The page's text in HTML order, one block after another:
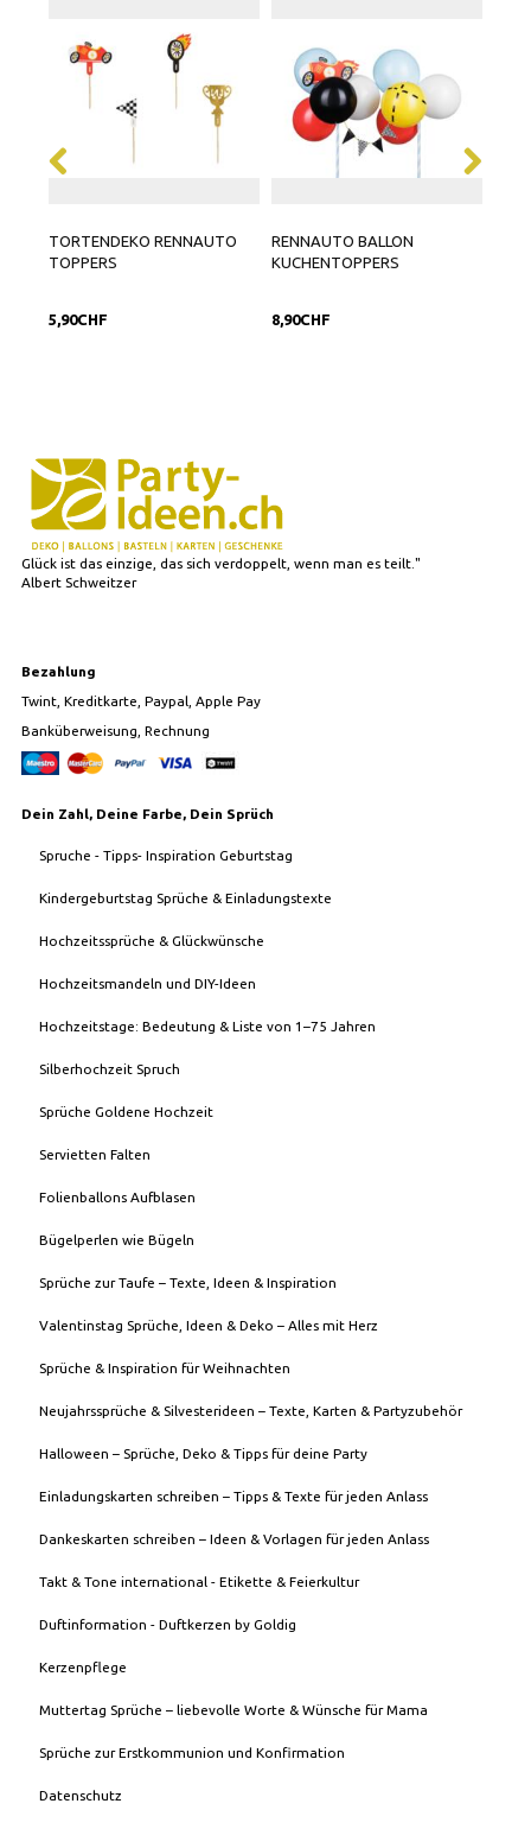
TORTENDEKO RENNAUTO
TOPPERS
5,90CHF
RENNAUTO BALLON
KUCHENTOPPERS
8,90CHF
Glück ist das einzige, das sich verdoppelt, wenn man es teilt."
Albert Schweitzer
Bezahlung
Twint, Kreditkarte, Paypal, Apple Pay
Banküberweisung, Rechnung
Dein Zahl, Deine Farbe, Dein Sprüch
Spruche - Tipps- Inspiration Geburtstag
Kindergeburtstag Sprüche & Einladungstexte
Hochzeitssprüche & Glückwünsche
Hochzeitsmandeln und DIY-Ideen
Hochzeitstage: Bedeutung & Liste von 1–75 Jahren
Silberhochzeit Spruch
Sprüche Goldene Hochzeit
Servietten Falten
Folienballons Aufblasen
Bügelperlen wie Bügeln
Sprüche zur Taufe – Texte, Ideen & Inspiration
Valentinstag Sprüche, Ideen & Deko – Alles mit Herz
Sprüche & Inspiration für Weihnachten
Neujahrssprüche & Silvesterideen – Texte, Karten & Partyzubehör
Halloween – Sprüche, Deko & Tipps für deine Party
Einladungskarten schreiben – Tipps & Texte für jeden Anlass
Dankeskarten schreiben – Ideen & Vorlagen für jeden Anlass
Takt & Tone international - Etikette & Feierkultur
Duftinformation - Duftkerzen by Goldig
Kerzenpflege
Muttertag Sprüche – liebevolle Worte & Wünsche für Mama
Sprüche zur Erstkommunion und Konfirmation
Datenschutz